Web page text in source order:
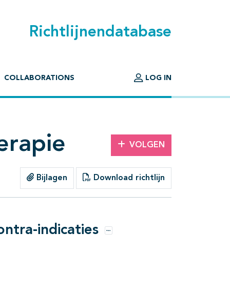
Richtlijnendatabase
COLLABORATIONS LOG IN
VOLGEN
Bijlagen Download richtlijn
indicaties Opties